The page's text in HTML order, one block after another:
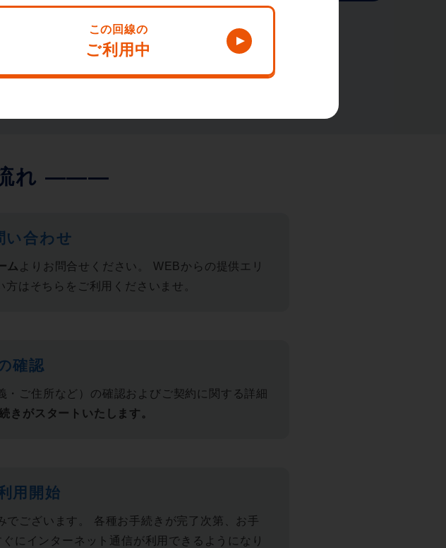
い合わせ
ム よりお問合せください。 WEBからの提供エリ
はそちらをご利用くださいませ。
確認
ご住所など）の確認およびご契約に関する詳細
きがスタートいたします。
用開始
ございます。 各種お手続きが完了次第、お手
にインターネット通信が利用できるようになり